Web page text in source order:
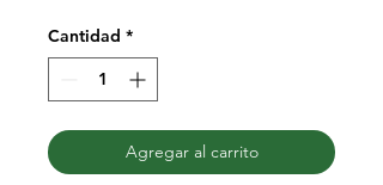
Cantidad *
Agregar al carrito